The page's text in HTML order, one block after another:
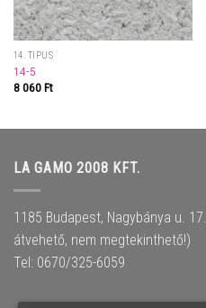
14. TÍPUS
14-5
8 060Ft
LA GAMO 2008 KFT.
1185 Budapest, Nagybánya u.
átvehető, nem megtekinthető!)
Tel: 0670/325-6059